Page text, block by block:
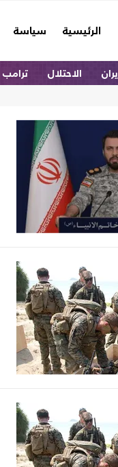
الرئيسية
(current) سياسة
إيران الاحتلال ترامب